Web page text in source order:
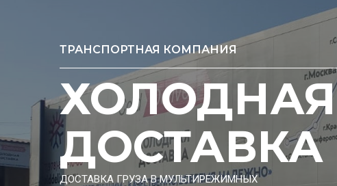
ТРАНСПОРТНАЯ КОМПАНИЯ
ХОЛОДНАЯ
ДОСТАВКА
ДОСТАВКА ГРУЗА В МУЛЬТИРЕЖИМНЫХ